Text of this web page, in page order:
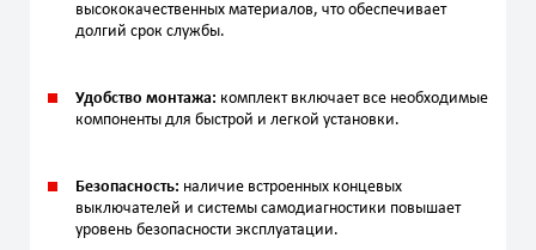
высококачественных материалов, что обеспечивает
долгий срок службы.
Удобство монтажа: комплект включает все необходимые
компоненты для быстрой и легкой установки.
Безопасность: наличие встроенных концевых
выключателей и системы самодиагностики повышает
уровень безопасности эксплуатации.